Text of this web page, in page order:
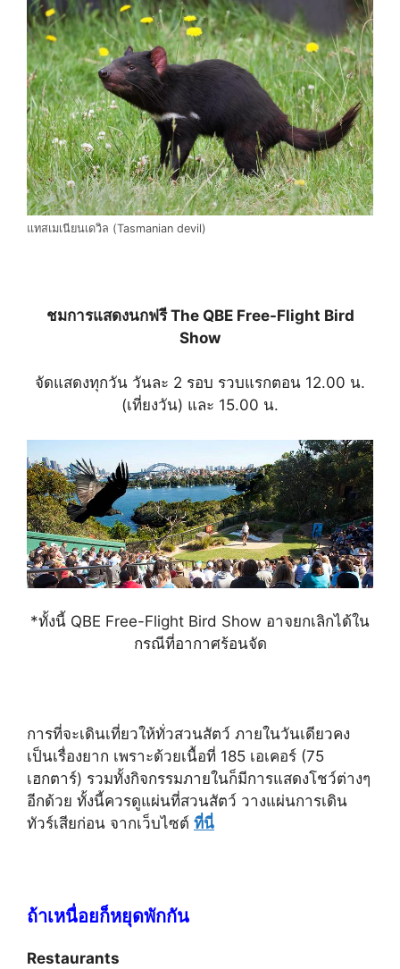
แทสเมเนียนเดวิล (Tasmanian devil)
ชมการแสดงนกฟรี The QBE Free-Flight Bird
Show
จัดแสดงทุกวัน วันละ 2 รอบ รวบแรกตอน 12.00 น.
(เที่ยงวัน) และ 15.00 น.
*ทั้งนี้ QBE Free-Flight Bird Show อาจยกเลิกได้ใน
กรณีที่อากาศร้อนจัด
การที่จะเดินเที่ยวให้ทั่วสวนสัตว์ ภายในวันเดียวคง
เป็นเรื่องยาก เพราะด้วยเนื้อที่ 185 เอเคอร์ (75
เฮกตาร์) รวมทั้งกิจกรรมภายในก็มีการแสดงโชว์ต่างๆ
อีกด้วย ทั้งนี้ควรดูแผ่นที่สวนสัตว์ วางแผ่นการเดิน
ทัวร์เสียก่อน จากเว็บไซต์ ที่นี่
ถ้าเหนื่อยก็หยุดพักกัน
Restaurants